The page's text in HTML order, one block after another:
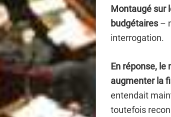
Montaugé sur
budgétaires –
interrogation.
En réponse,
augmenter la
entendait
toutefois